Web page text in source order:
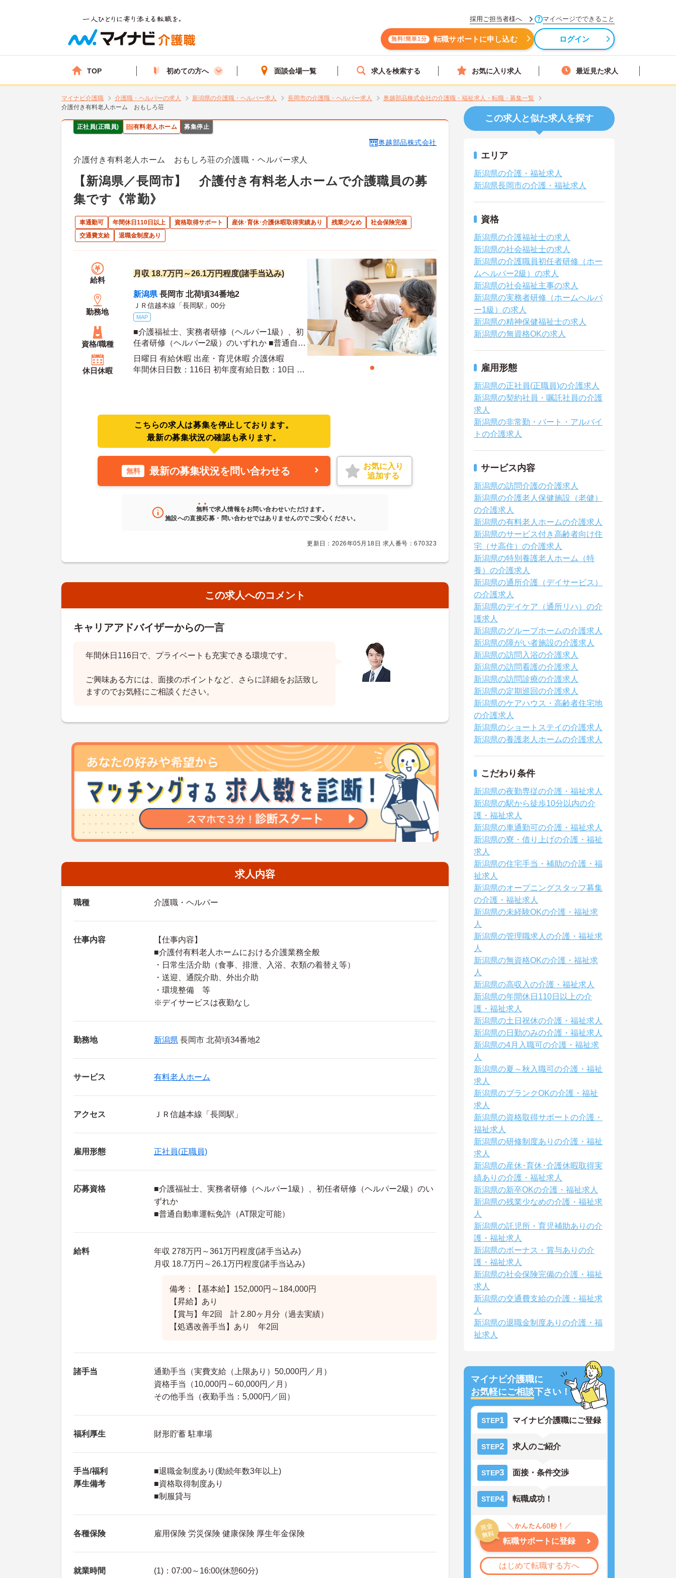
採用ご担当者様へ マイページでできること
無料!簡単1分 転職サポートに申し込む ログイン
TOP 初めての方へ 面談会場一覧 求人を検索する お気に入り求人 最近見た求人
マイナビ介護職 介護職・ヘルパーの求人 新潟県の介護職・ヘルパー求人 長岡市の介護職・ヘルパー求人
奥越部品株式会社の介護職・福祉求人・転職・募集一覧
介護付き有料老人ホーム おもしろ荘
正社員(正職員) 有料老人ホーム 募集停止
奥越部品株式会社
介護付き有料老人ホーム おもしろ荘の介護職・ヘルパー求人
【新潟県／長岡市】 介護付き有料老人ホームで介護職員の募
集です《常勤》
車通勤可 年間休日110日以上 資格取得サポート 産休･育休･介護休暇取得実績あり 残業少なめ
社会保険完備
交通費支給
退職金制度あり
給料
月収 18.7万円～26.1万円程度(諸手当込み)
勤務地
新潟県 長岡市 北荷頃34番地2
ＪＲ信越本線「長岡駅」00分
MAP
資格/職種
■介護福祉士、実務者研修（ヘルパー1級）、初
任者研修（ヘルパー2級）のいずれか ■普通自動
車運転免許（AT限定可能）
休日休暇
日曜日 有給休暇 出産・育児休暇 介護休暇
年間休日日数：116日 初年度有給日数：10日 最
こちらの求人は募集を停止しております。
最新の募集状況の確認も承ります。
無料 最新の募集状況を問い合わせる
お気に入り
追加する
無料で求人情報をお問い合わせいただけます。
施設への直接応募・問い合わせではありませんのでご安心ください。
更新日：2026年05月18日 求人番号：670323
この求人へのコメント
キャリアアドバイザーからの一言
年間休日116日で、プライベートも充実できる環境です。
ご興味ある方には、面接のポイントなど、さらに詳細をお話致し
ますのでお気軽にご相談ください。
求人内容
職種 介護職・ヘルパー
仕事内容
【仕事内容】
■介護付有料老人ホームにおける介護業務全般
・日常生活介助（食事、排泄、入浴、衣類の着替え等）
・送迎、通院介助、外出介助
・環境整備 等
※デイサービスは夜勤なし
勤務地 新潟県 長岡市 北荷頃34番地2
サービス 有料老人ホーム
アクセス ＪＲ信越本線「長岡駅」
雇用形態 正社員(正職員)
応募資格
■介護福祉士、実務者研修（ヘルパー1級）、初任者研修（ヘルパー2級）のい
ずれか
■普通自動車運転免許（AT限定可能）
給料
年収 278万円～361万円程度(諸手当込み)
月収 18.7万円～26.1万円程度(諸手当込み)
備考：【基本給】152,000円～184,000円
【昇給】あり
【賞与】年2回 計 2.80ヶ月分（過去実績）
【処遇改善手当】あり 年2回
諸手当
通勤手当（実費支給（上限あり）50,000円／月）
資格手当（10,000円～60,000円／月）
その他手当（夜勤手当：5,000円／回）
福利厚生 財形貯蓄 駐車場
手当/福利
厚生備考
■退職金制度あり(勤続年数3年以上)
■資格取得制度あり
■制服貸与
各種保険 雇用保険 労災保険 健康保険 厚生年金保険
就業時間 (1)：07:00～16:00(休憩60分)
この求人と似た求人を探す
エリア
新潟県の介護・福祉求人
新潟県長岡市の介護・福祉求人
資格
新潟県の介護福祉士の求人
新潟県の社会福祉士の求人
新潟県の介護職員初任者研修（ホー
ムヘルパー2級）の求人
新潟県の社会福祉主事の求人
新潟県の実務者研修（ホームヘルパ
ー1級）の求人
新潟県の精神保健福祉士の求人
新潟県の無資格OKの求人
雇用形態
新潟県の正社員(正職員)の介護求人
新潟県の契約社員・嘱託社員の介護
求人
新潟県の非常勤・パート・アルバイ
トの介護求人
サービス内容
新潟県の訪問介護の介護求人
新潟県の介護老人保健施設（老健）
の介護求人
新潟県の有料老人ホームの介護求人
新潟県のサービス付き高齢者向け住
宅（サ高住）の介護求人
新潟県の特別養護老人ホーム（特
養）の介護求人
新潟県の通所介護（デイサービス）
の介護求人
新潟県のデイケア（通所リハ）の介
護求人
新潟県のグループホームの介護求人
新潟県の障がい者施設の介護求人
新潟県の訪問入浴の介護求人
新潟県の訪問看護の介護求人
新潟県の訪問診療の介護求人
新潟県の定期巡回の介護求人
新潟県のケアハウス・高齢者住宅地
の介護求人
新潟県のショートステイの介護求人
新潟県の養護老人ホームの介護求人
こだわり条件
新潟県の夜勤専従の介護・福祉求人
新潟県の駅から徒歩10分以内の介
護・福祉求人
新潟県の車通勤可の介護・福祉求人
新潟県の寮・借り上げの介護・福祉
求人
新潟県の住宅手当・補助の介護・福
祉求人
新潟県のオープニングスタッフ募集
の介護・福祉求人
新潟県の未経験OKの介護・福祉求
人
新潟県の管理職求人の介護・福祉求
人
新潟県の無資格OKの介護・福祉求
人
新潟県の高収入の介護・福祉求人
新潟県の年間休日110日以上の介
護・福祉求人
新潟県の土日祝休の介護・福祉求人
新潟県の日勤のみの介護・福祉求人
新潟県の4月入職可の介護・福祉求
人
新潟県の夏～秋入職可の介護・福祉
求人
新潟県のブランクOKの介護・福祉
求人
新潟県の資格取得サポートの介護・
福祉求人
新潟県の研修制度ありの介護・福祉
求人
新潟県の産休･育休･介護休暇取得実
績ありの介護・福祉求人
新潟県の新卒OKの介護・福祉求人
新潟県の残業少なめの介護・福祉求
人
新潟県の託児所・育児補助ありの介
護・福祉求人
新潟県のボーナス・賞与ありの介
護・福祉求人
新潟県の社会保険完備の介護・福祉
求人
新潟県の交通費支給の介護・福祉求
人
新潟県の退職金制度ありの介護・福
祉求人
マイナビ介護職に
お気軽にご相談下さい！
STEP1 マイナビ介護職にご登録
STEP2 求人のご紹介
STEP3 面接・条件交渉
STEP4 転職成功！
転職サポートに登録
はじめて転職する方へ